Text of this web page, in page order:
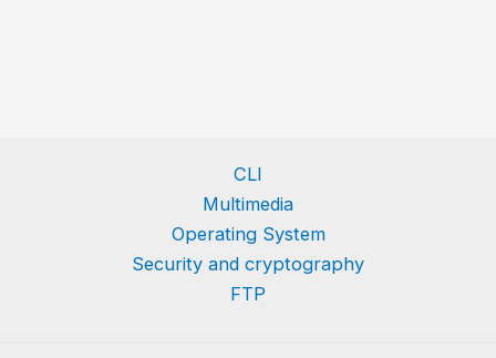
CLI
Multimedia
Operating System
Security and cryptography
FTP